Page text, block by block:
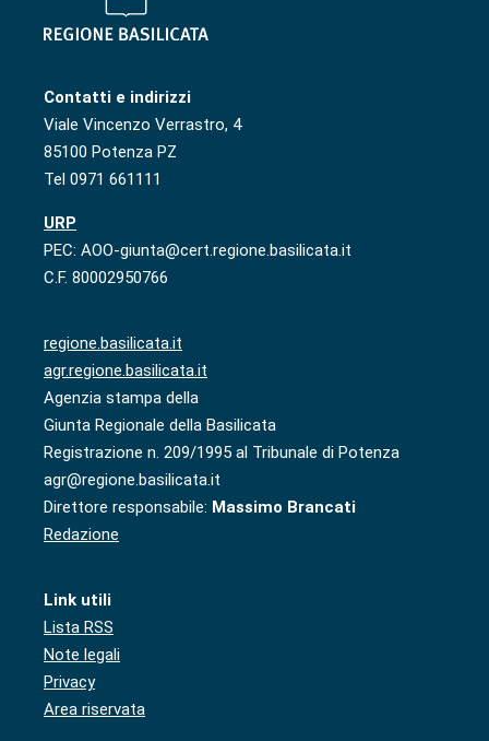
Contatti e indirizzi
Viale Vincenzo Verrastro, 4
85100 Potenza PZ
Tel 0971 661111
URP
PEC: AOO-giunta@cert.regione.basilicata.it
C.F. 80002950766
regione.basilicata.it
agr.regione.basilicata.it
Agenzia stampa della
Giunta Regionale della Basilicata
Registrazione n. 209/1995 al Tribunale di Potenza
agr@regione.basilicata.it
Direttore responsabile: Massimo Brancati
Redazione
Link utili
Lista RSS
Note legali
Privacy
Area riservata